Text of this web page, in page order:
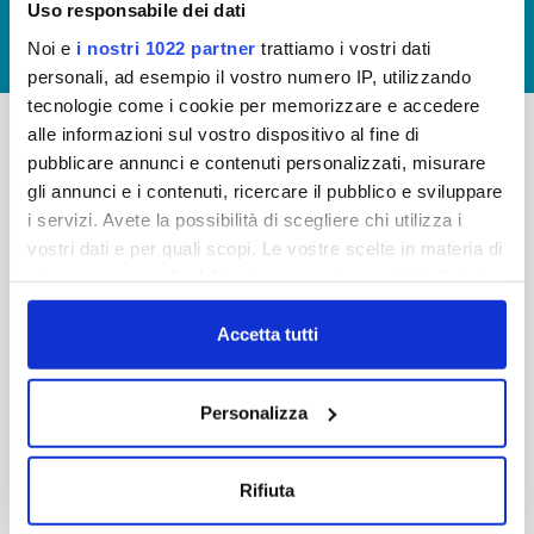
Uso responsabile dei dati
Noi e i nostri 1022 partner trattiamo i vostri dati
personali, ad esempio il vostro numero IP, utilizzando
tecnologie come i cookie per memorizzare e accedere
alle informazioni sul vostro dispositivo al fine di
pubblicare annunci e contenuti personalizzati, misurare
gli annunci e i contenuti, ricercare il pubblico e sviluppare
i servizi. Avete la possibilità di scegliere chi utilizza i
vostri dati e per quali scopi. Le vostre scelte in materia di
in cui avete effettuato le vostre scelte. È possibile
modificare o revocare il proprio consenso in qualsiasi
momento dalla Dichiarazione sui cookie o facendo clic
Con il tuo consenso, vorremmo anche:
raccogliere informazioni sulla tua posizione
Accetta tutti
Personalizza
Rifiuta
LAVORA CON NOI
Publiacqua S.p.A
Via Villamagna 90/c -
50126 Fi
Tel. +39 055688903
Reg Imprese Firenze
-
FAQ
PRIVACY POLICY
COOKIE
WHISTLEBLOWING
CREDITS